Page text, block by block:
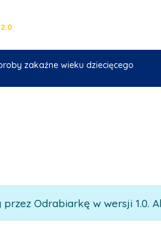
2.0
zakaźne wieku dziecięcego
Odrabiarkę w wersji 1.0.